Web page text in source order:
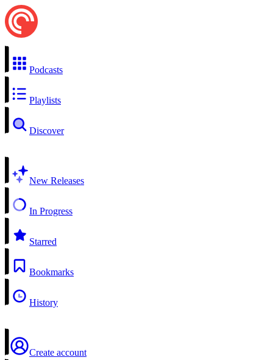
Podcasts
Playlists
Discover
New Releases
In Progress
Starred
Bookmarks
History
Create account